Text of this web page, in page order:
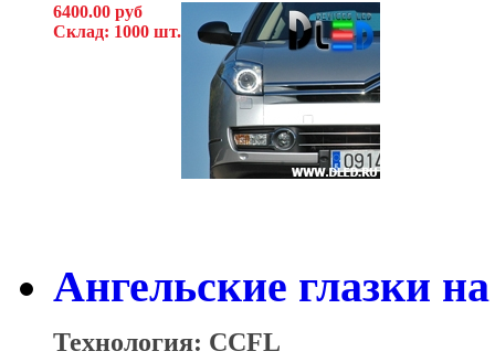
6400.00 руб
Склад: 1000 шт.
Ангельские глазки
Технология: CCFL